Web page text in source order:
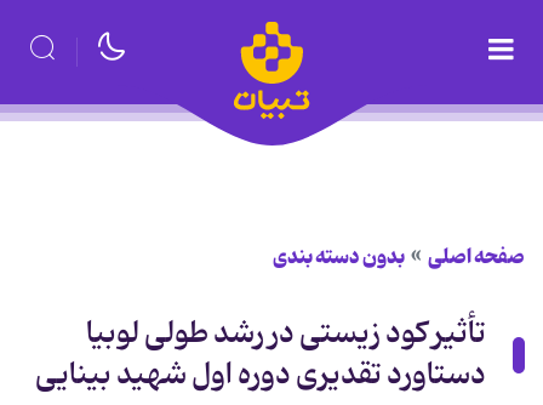
صفحه اصلی بدون دسته بندی
تأثیر کود زیستی در رشد طولی لوبیا
دستاورد تقدیری دوره اول شهید بینایی